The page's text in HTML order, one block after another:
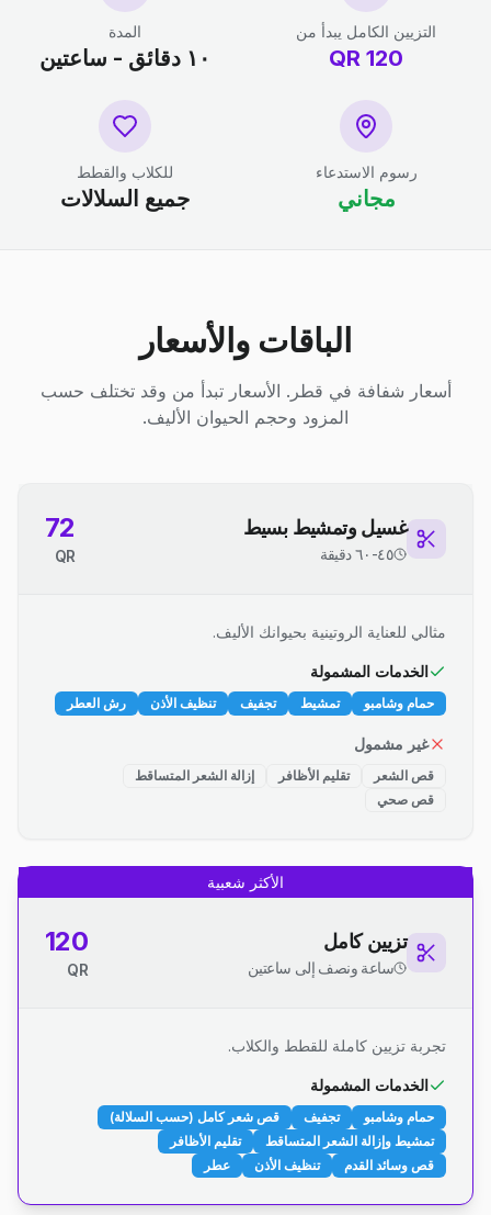
التزيين الكامل يبدأ من
120
QR
المدة
١٠ دقائق - ساعتين
رسوم الاستدعاء
مجاني
للكلاب والقطط
جميع السلالات
الباقات والأسعار
أسعار شفافة في قطر. الأسعار تبدأ من وقد تختلف حسب
المزود وحجم الحيوان الأليف.
غسيل وتمشيط بسيط
٤٥-٦٠ دقيقة
72
QR
مثالي للعناية الروتينية بحيوانك الأليف.
الخدمات المشمولة
حمام وشامبو تمشيط تجفيف تنظيف الأذن رش العطر
غير مشمول
قص الشعر تقليم الأظافر
إزالة الشعر المتساقط
قص صحي
الأكثر شعبية
تزيين كامل
ساعة ونصف إلى ساعتين
120
QR
تجربة تزيين كاملة للقطط والكلاب.
الخدمات المشمولة
حمام وشامبو تجفيف
قص شعر كامل (حسب السلالة)
تمشيط وإزالة الشعر المتساقط
تقليم الأظافر
قص وسائد القدم
تنظيف الأذن عطر